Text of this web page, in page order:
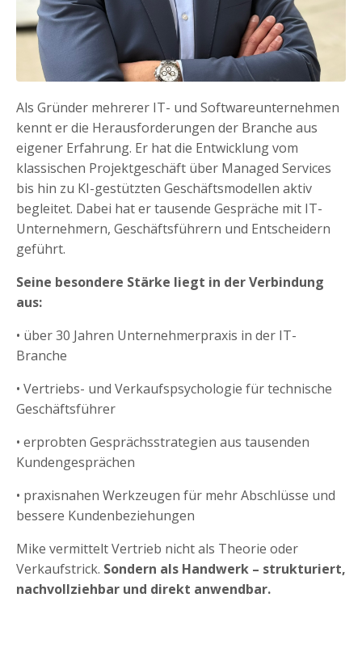
Als Gründer mehrerer IT- und Softwareunternehmen
kennt er die Herausforderungen der Branche aus
eigener Erfahrung. Er hat die Entwicklung vom
klassischen Projektgeschäft über Managed Services
bis hin zu KI-gestützten Geschäftsmodellen aktiv
begleitet. Dabei hat er tausende Gespräche mit IT-
Unternehmern, Geschäftsführern und Entscheidern
geführt.
Seine besondere Stärke liegt in der Verbindung
aus:
• über 30 Jahren Unternehmerpraxis in der IT-
Branche
• Vertriebs- und Verkaufspsychologie für technische
Geschäftsführer
• erprobten Gesprächsstrategien aus tausenden
Kundengesprächen
• praxisnahen Werkzeugen für mehr Abschlüsse und
bessere Kundenbeziehungen
Mike vermittelt Vertrieb nicht als Theorie oder
Verkaufstrick. Sondern als Handwerk – strukturiert,
nachvollziehbar und direkt anwendbar.